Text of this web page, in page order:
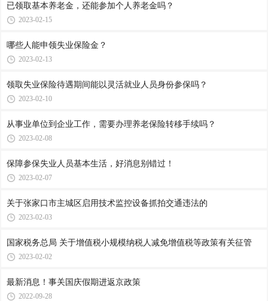
已领取基本养老金，还能参加个人养老金吗？
2023-02-15
哪些人能申领失业保险金？
2023-02-13
领取失业保险待遇期间能以灵活就业人员身份参保吗？
2023-02-10
从事业单位到企业工作，需要办理养老保险转移手续吗？
2023-02-08
保障参保失业人员基本生活，好消息别错过！
2023-02-07
关于张家口市主城区启用技术监控设备抓拍交通违法的
2023-02-03
国家税务总局 关于增值税小规模纳税人减免增值税等政策有关征管
2023-02-02
最新消息！事关国庆假期进返京政策
2022-09-28